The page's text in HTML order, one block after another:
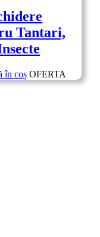
Tantari,
în coș OFERTA